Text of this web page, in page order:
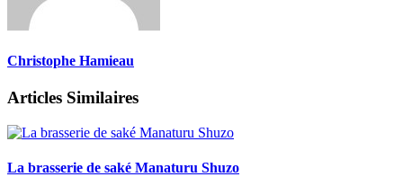
Christophe Hamieau
Articles Similaires
La brasserie de saké Manaturu Shuzo